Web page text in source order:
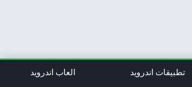
تطبيقات اندرويد العاب اندرويد